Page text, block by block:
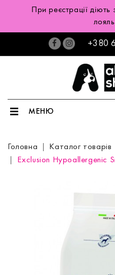
При реєстрації
+380
МЕНЮ
Головна Каталог товарів
Exclusion Hypoallergenic